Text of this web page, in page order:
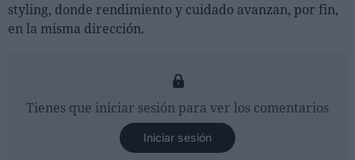
styling, donde rendimiento y cuidado avanzan, por fin,
en la misma dirección.
Tienes que iniciar sesión para ver los comentarios
Iniciar sesión